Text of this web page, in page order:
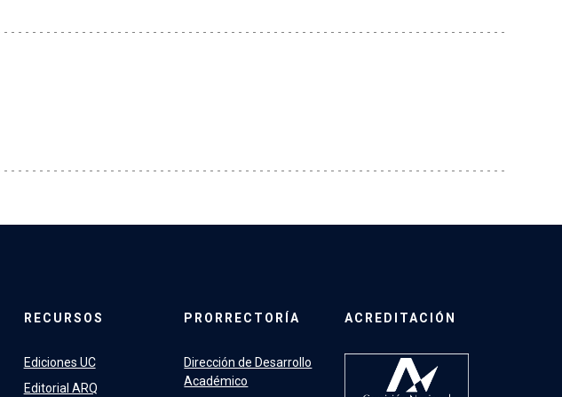
RECURSOS
Ediciones UC
Editorial ARQ
PRORRECTORÍA
Dirección de Desarrollo
Académico
ACREDITACIÓN